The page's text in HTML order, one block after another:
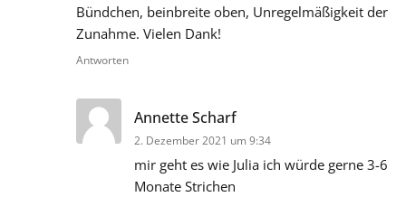
Bündchen, beinbreite oben, Unregelmäßigkeit der
Zunahme. Vielen Dank!
Antworten
Annette Scharf
2. Dezember 2021 um 9:34
mir geht es wie Julia ich würde gerne 3-6
Monate Strichen